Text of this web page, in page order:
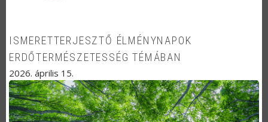
ISMERETTERJESZTŐ ÉLMÉNYNAPOK
ERDŐTERMÉSZETESSÉG TÉMÁBAN
2026. április 15.